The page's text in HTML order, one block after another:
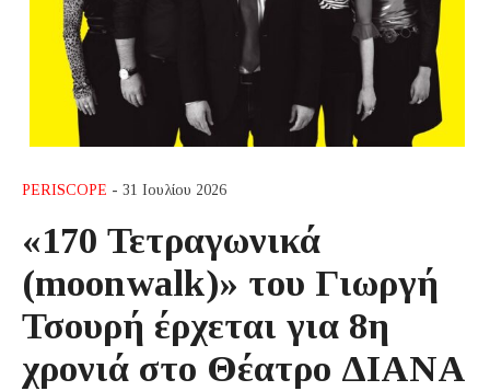
PERISCOPE - 31 Ιουλίου 2026
«170 Τετραγωνικά
(moonwalk)» του Γιωργή
Τσουρή έρχεται για 8η
χρονιά στο Θέατρο ΔΙΑΝΑ